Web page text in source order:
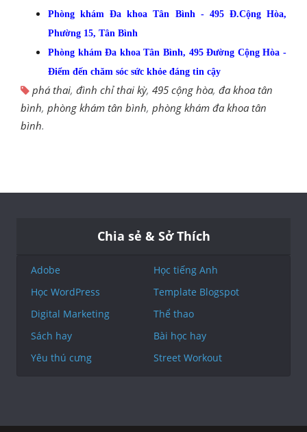
Phòng khám Đa khoa Tân Bình - 495 Đ.Cộng Hòa,
Phường 15, Tân Bình
Phòng khám Đa khoa Tân Bình, 495 Đường Cộng Hòa -
Điểm đến chăm sóc sức khỏe đáng tin cậy
phá thai, đình chỉ thai kỳ, 495 cộng hòa, đa khoa tân
bình, phòng khám tân bình, phòng khám đa khoa tân
bình.
Chia sẻ & Sở Thích
Adobe
Học tiếng Anh
Học WordPress
Template Blogspot
Digital Marketing
Thể thao
Sách hay
Bài học hay
Yêu thú cưng
Street Workout